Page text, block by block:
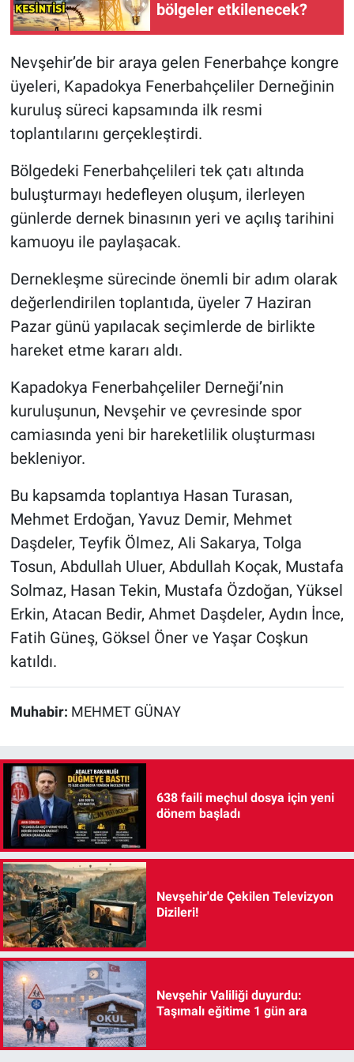
bölgeler etkilenecek?
Nevşehir’de bir araya gelen Fenerbahçe kongre
üyeleri, Kapadokya Fenerbahçeliler Derneğinin
kuruluş süreci kapsamında ilk resmi
toplantılarını gerçekleştirdi.
Bölgedeki Fenerbahçelileri tek çatı altında
buluşturmayı hedefleyen oluşum, ilerleyen
günlerde dernek binasının yeri ve açılış tarihini
kamuoyu ile paylaşacak.
Dernekleşme sürecinde önemli bir adım olarak
değerlendirilen toplantıda, üyeler 7 Haziran
Pazar günü yapılacak seçimlerde de birlikte
hareket etme kararı aldı.
Kapadokya Fenerbahçeliler Derneği’nin
kuruluşunun, Nevşehir ve çevresinde spor
camiasında yeni bir hareketlilik oluşturması
bekleniyor.
Bu kapsamda toplantıya Hasan Turasan,
Mehmet Erdoğan, Yavuz Demir, Mehmet
Daşdeler, Teyfik Ölmez, Ali Sakarya, Tolga
Tosun, Abdullah Uluer, Abdullah Koçak, Mustafa
Solmaz, Hasan Tekin, Mustafa Özdoğan, Yüksel
Erkin, Atacan Bedir, Ahmet Daşdeler, Aydın İnce,
Fatih Güneş, Göksel Öner ve Yaşar Coşkun
katıldı.
Muhabir: MEHMET GÜNAY
638 faili meçhul dosya için yeni
dönem başladı
Nevşehir'de Çekilen Televizyon
Dizileri!
Nevşehir Valiliği duyurdu:
Taşımalı eğitime 1 gün ara